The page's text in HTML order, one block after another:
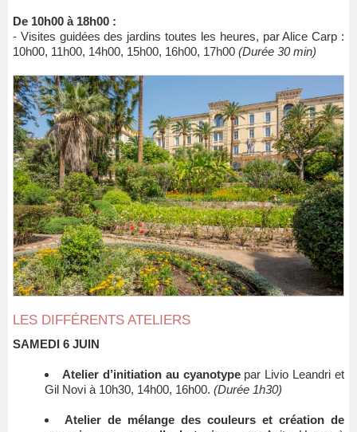
De 10h00 à 18h00 :
- Visites guidées des jardins toutes les heures, par Alice Carp :
10h00, 11h00, 14h00, 15h00, 16h00, 17h00 (Durée 30 min)
LES DIFFÉRENTS ATELIERS
SAMEDI 6 JUIN
Atelier d’initiation au cyanotypepar Livio Leandri et
Gil Novi à 10h30, 14h00, 16h00. (Durée 1h30)
Atelier de mélange des couleurs et création de